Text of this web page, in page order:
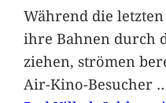
Während die
ihre Bahnen durch
ziehen, strömen
Air-Kino-Besucher